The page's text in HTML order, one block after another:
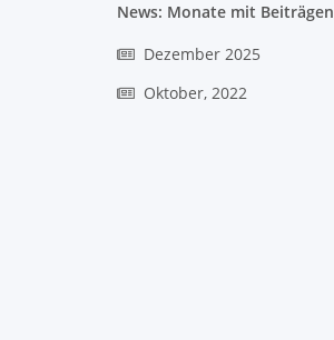
News: Monate mit Beiträgen
Dezember 2025
Oktober, 2022